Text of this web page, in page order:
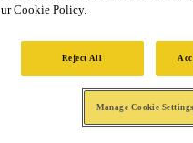
Cookie Policy.
Reject All
Manage Cookie